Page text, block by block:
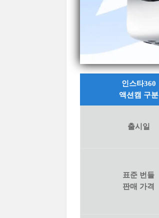
인스타360
액션캠 구분
출시일
표준 번들
판매 가격